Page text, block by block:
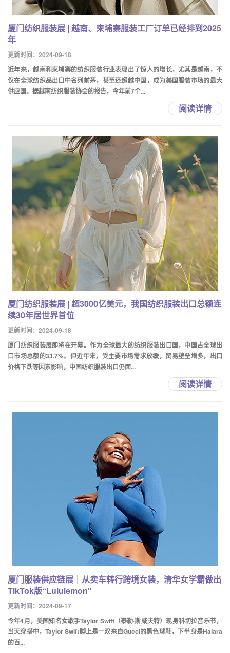
厦门纺织服装展 | 越南、柬埔寨服装工厂订单已经排到2025
年
更新时间：2024-09-18
近年来，越南和柬埔寨的纺织服装行业表现出了惊人的增长，尤其是越南，不
仅在全球纺织品出口中名列前茅，甚至还超越中国，成为美国服装市场的最大
供应国。据越南纺织服装协会的报告，今年前7个...
阅读详情
厦门纺织服装展 | 超3000亿美元，我国纺织服装出口总额连
续30年居世界首位
更新时间：2024-09-18
厦门纺织服装展即将在开幕。作为全球最大的纺织服装出口国，中国占全球出
口市场总额的33.7%。但近年来，受主要市场需求放缓，贸易壁垒增多，出口
价格下跌等因素影响，中国纺织服装出口仍面...
阅读详情
厦门服装供应链展｜从卖车转行跨境女装，清华女学霸做出
TikTok版“Lululemon"
更新时间：2024-09-17
今年4月，美国知名女歌手Taylor Swift（泰勒·斯威夫特）现身科切拉音乐节，
当天穿搭中，Taylor Swift脚上是一双来自Gucci的黑色球鞋，下半身是Halara
的百...